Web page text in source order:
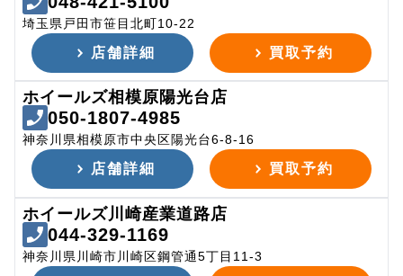
埼玉県戸田市笹目北町10-22
店舗詳細 買取予約
ホイールズ相模原陽光台店
050-1807-4985
神奈川県相模原市中央区陽光台6-8-16
店舗詳細 買取予約
ホイールズ川崎産業道路店
044-329-1169
神奈川県川崎市川崎区鋼管通5丁目11-3